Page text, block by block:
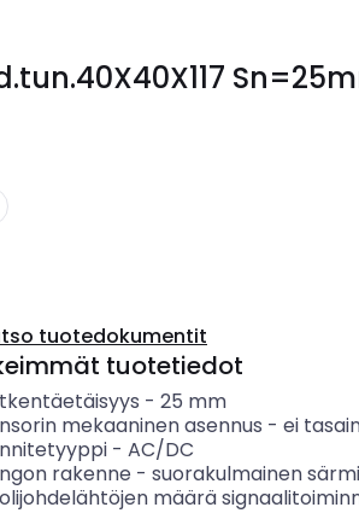
tuotedokumentit
tuotetiedot
- 25 mm
mekaaninen asennus - ei
- AC/DC
rakenne - suorakulmainen
määrä